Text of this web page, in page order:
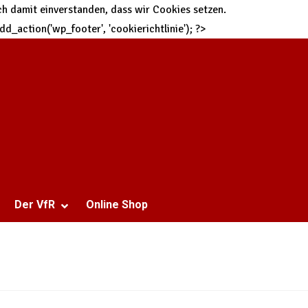
damit einverstanden, dass wir Cookies setzen.
'cookierichtlinie'); ?>
Der VfR Online Shop